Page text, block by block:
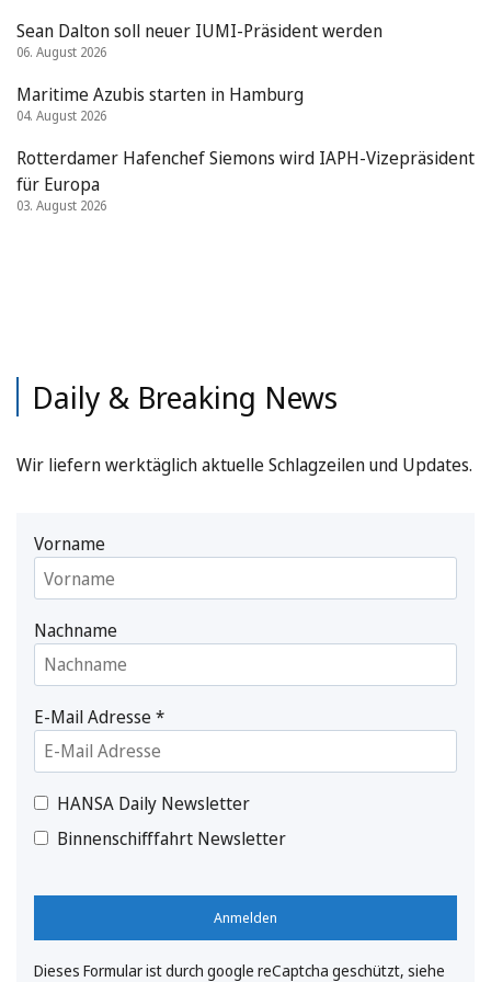
Sean Dalton soll neuer IUMI-Präsident werden
06. August 2026
Maritime Azubis starten in Hamburg
04. August 2026
Rotterdamer Hafenchef Siemons wird IAPH-Vizepräsident
für Europa
03. August 2026
Daily & Breaking News
Wir liefern werktäglich aktuelle Schlagzeilen und Updates.
Vorname
Nachname
E-Mail Adresse*
HANSA Daily Newsletter
Binnenschifffahrt Newsletter
Anmelden
Dieses Formular ist durch google reCaptcha geschützt, siehe